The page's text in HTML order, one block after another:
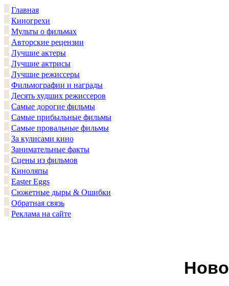
Главная
Киногрехи
Мульты о фильмах
Авторские рецензии
Лучшие актеры
Лучшие актрисы
Лучшие режиссеры
Фильмографии и награды
Десять худших режиссеров
Самые дорогие фильмы
Самые прибыльные фильмы
Самые провальные фильмы
За кулисами кино
Занимательные факты
Сцены из фильмов
Киноляпы
Easter Eggs
Сюжетные дыры & Ошибки
Обратная связь
Реклама на сайте